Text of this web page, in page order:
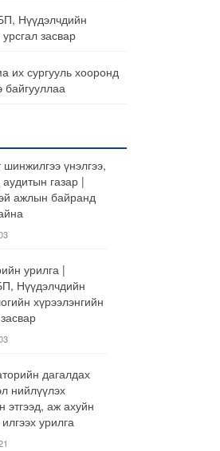
Нүүдэлчдийн
засвар
сургууль хооронд
байгууллаа
үнэлгээ,
газар |
ажлын байранд
урилга |
Нүүдэлчдийн
хүрээлэнгийн
дагалдах
нийлүүлэх
этгээд, аж ахуйн
урилга